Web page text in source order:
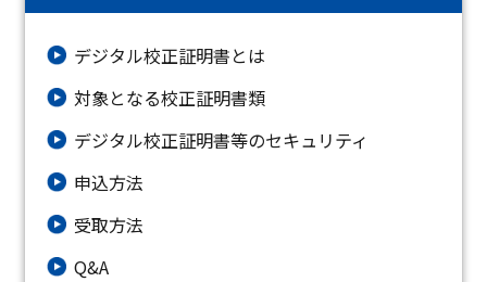
デジタル校正証明書とは
対象となる校正証明書類
デジタル校正証明書等のセキュリティ
申込方法
受取方法
Q&A